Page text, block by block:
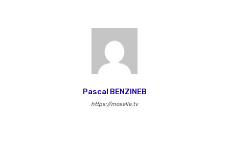
Pascal BENZINEB
https://moselle.tv